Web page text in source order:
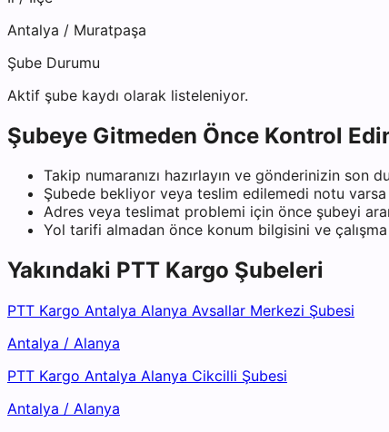
Antalya / Muratpaşa
Şube Durumu
Aktif şube kaydı olarak listeleniyor.
Şubeye Gitmeden Önce Kontrol
Takip numaranızı hazırlayın ve gönderinizin son
Şubede bekliyor veya teslim edilemedi notu
Adres veya teslimat problemi için önce şubeyi
Yol tarifi almadan önce konum bilgisini ve
Yakındaki PTT Kargo Şubeleri
PTT Kargo Antalya Alanya Avsallar Merkezi Şubesi
Antalya / Alanya
PTT Kargo Antalya Alanya Cikcilli Şubesi
Antalya / Alanya